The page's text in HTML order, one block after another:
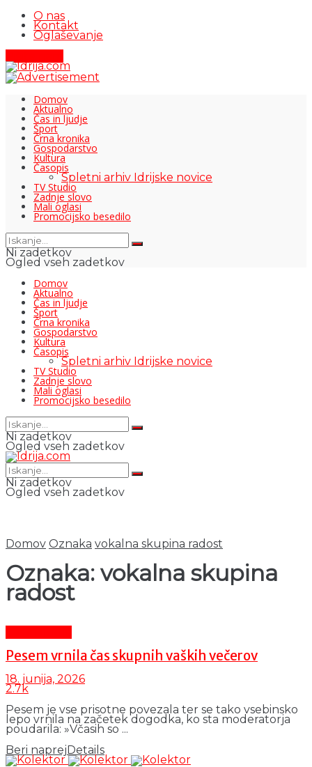
O nas
Kontakt
Oglaševanje
Domov
Aktualno
Čas in ljudje
Šport
Črna kronika
Gospodarstvo
Kultura
Časopis
Spletni arhiv Idrijske novice
TV Studio
Zadnje slovo
Mali oglasi
Promocijsko besedilo
Ni zadetkov
Ogled vseh zadetkov
Domov
Aktualno
Čas in ljudje
Šport
Črna kronika
Gospodarstvo
Kultura
Časopis
Spletni arhiv Idrijske novice
TV Studio
Zadnje slovo
Mali oglasi
Promocijsko besedilo
Ni zadetkov
Ogled vseh zadetkov
Ni zadetkov
Ogled vseh zadetkov
Domov Oznaka vokalna skupina radost
Oznaka: vokalna skupina
radost
Pesem vrnila čas skupnih vaških večerov
18. junija, 2026
2.7k
Pesem je vse prisotne povezala ter se tako vsebinsko
lepo vrnila na začetek dogodka, ko sta moderatorja
poudarila: »Včasih so ...
Beri naprej Details